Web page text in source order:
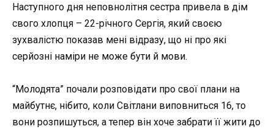
Наступного дня неповнолітня сестра привела в дім
свого хлопця – 22-річного Сергія, який своєю
зухвалістю показав мені відразу, що ні про які
серйозні наміри не може бути й мови.
“Молодята” почали розповідати про свої плани на
майбутнє, нібито, коли Світлани виповниться 16, то
вони розпишуться, а тепер він хоче забрати її жити до